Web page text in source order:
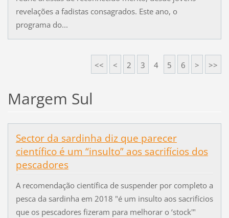
revelações a fadistas consagrados. Este ano, o
programa do...
<< < 2 3 4 5 6 > >>
Margem Sul
Sector da sardinha diz que parecer
científico é um “insulto” aos sacrifícios dos
pescadores
A recomendação científica de suspender por completo a
pesca da sardinha em 2018 "é um insulto aos sacrifícios
que os pescadores fizeram para melhorar o ‘stock'"